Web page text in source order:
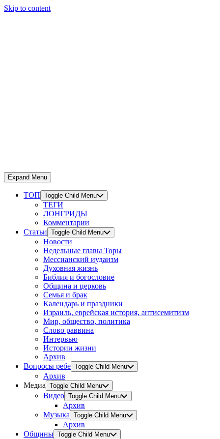
Skip to content
Expand Menu
ТОП Toggle Child Menu
ТЕГИ
ЛОНГРИДЫ
Комментарии
Статьи Toggle Child Menu
Новости
Недельные главы Торы
Мессианский иудаизм
Духовная жизнь
Библия и богословие
Община и церковь
Семья и брак
Календарь и праздники
Израиль, еврейская история, антисемитизм
Мир, общество, политика
Слово раввина
Интервью
Истории жизни
Архив
Вопросы ребе Toggle Child Menu
Архив
Медиа Toggle Child Menu
Видео Toggle Child Menu
Архив
Музыка Toggle Child Menu
Архив
Общины Toggle Child Menu